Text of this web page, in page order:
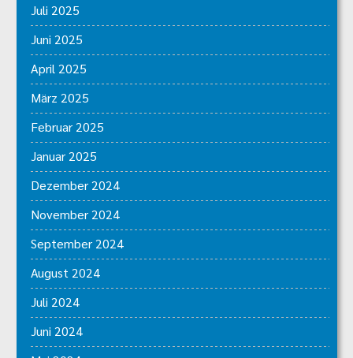
Juli 2025
Juni 2025
April 2025
März 2025
Februar 2025
Januar 2025
Dezember 2024
November 2024
September 2024
August 2024
Juli 2024
Juni 2024